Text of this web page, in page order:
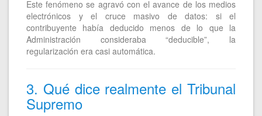
Este fenómeno se agravó con el avance de los medios
electrónicos y el cruce masivo de datos: si el
contribuyente había deducido menos de lo que la
Administración consideraba “deducible”, la
regularización era casi automática.
3. Qué dice realmente el Tribunal
Supremo